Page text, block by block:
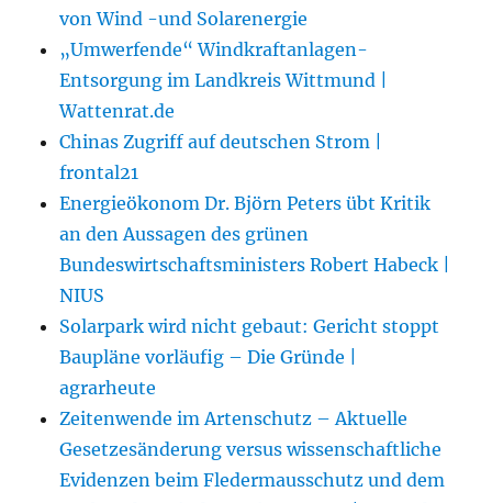
von Wind -und Solarenergie
„Umwerfende“ Windkraftanlagen-
Entsorgung im Landkreis Wittmund |
Wattenrat.de
Chinas Zugriff auf deutschen Strom |
frontal21
Energieökonom Dr. Björn Peters übt Kritik
an den Aussagen des grünen
Bundeswirtschaftsministers Robert Habeck |
NIUS
Solarpark wird nicht gebaut: Gericht stoppt
Baupläne vorläufig – Die Gründe |
agrarheute
Zeitenwende im Artenschutz – Aktuelle
Gesetzesänderung versus wissenschaftliche
Evidenzen beim Fledermausschutz und dem